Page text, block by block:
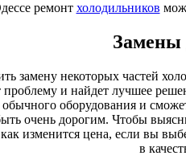
ремонт холодильников
Замены
замену некоторых частей
проблему и найдет лучшее
обычного оборудования и
очень дорогим. Чтобы
изменится цена, если вы
в